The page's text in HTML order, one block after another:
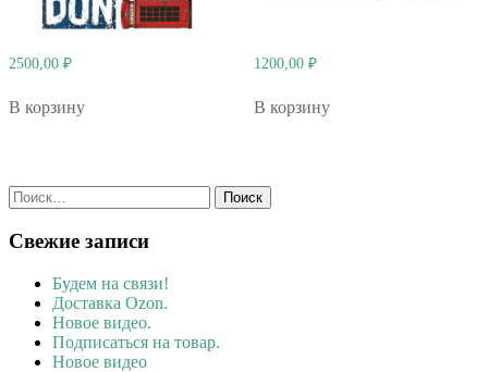
2500,00 ₽
В корзину
1200,00 ₽
В корзину
Найти:
Свежие записи
Будем на связи!
Доставка Ozon.
Новое видео.
Подписаться на товар.
Новое видео